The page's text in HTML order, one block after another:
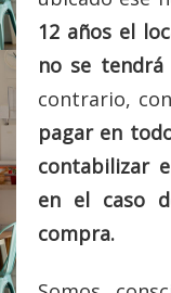
12 años el
no se tendrá
contrario,
pagar en
contabilizar
en el caso
compra.